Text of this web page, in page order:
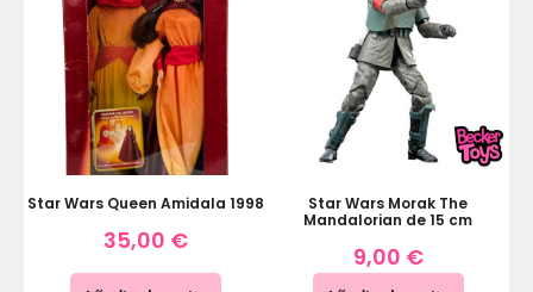
Star Wars Queen Amidala 1998
35,00 €
Star Wars Morak The
Mandalorian de 15 cm
9,00 €